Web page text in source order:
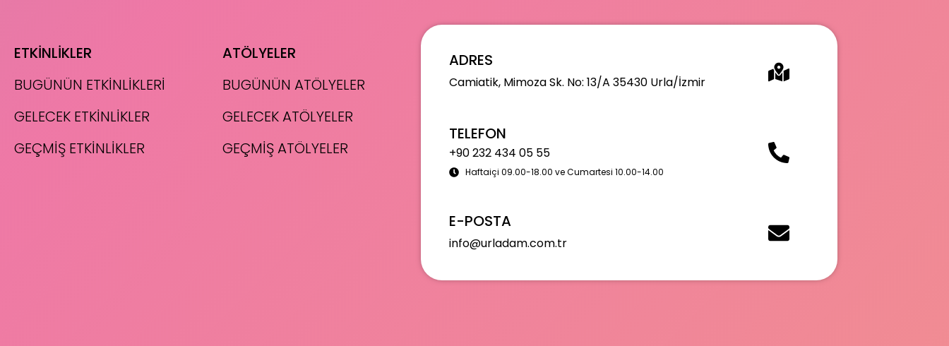
ETKİNLİKLER
BUGÜNÜN ETKİNLİKLERİ
GELECEK ETKİNLİKLER
GEÇMİŞ ETKİNLİKLER
ATÖLYELER
BUGÜNÜN ATÖLYELER
GELECEK ATÖLYELER
GEÇMİŞ ATÖLYELER
ADRES
Camiatik, Mimoza Sk. No: 13/A 35430 Urla/İzmir
TELEFON
+90 232 434 05 55
Haftaiçi 09.00-18.00 ve Cumartesi 10.00-14.00
E-POSTA
info@urladam.com.tr